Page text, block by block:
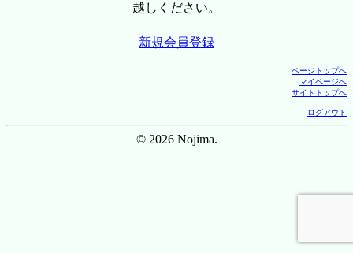
越しください。
新規会員登録
ページトップへ
マイページへ
サイトトップへ
ログアウト
© 2026 Nojima.